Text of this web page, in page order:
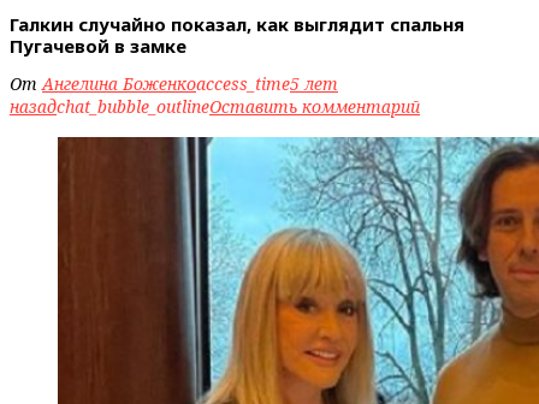
Галкин случайно показал, как выглядит спальня
Пугачевой в замке
ОтАнгелина Боженкоaccess_time5 лет
назадchat_bubble_outlineОставить комментарий